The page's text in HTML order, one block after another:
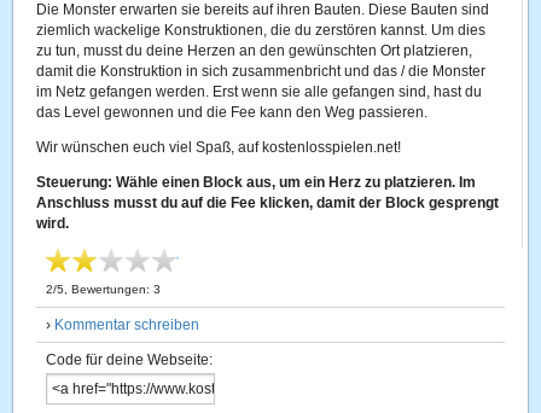
Die Monster erwarten sie bereits auf ihren Bauten. Diese Bauten sind
ziemlich wackelige Konstruktionen, die du zerstören kannst. Um dies
zu tun, musst du deine Herzen an den gewünschten Ort platzieren,
damit die Konstruktion in sich zusammenbricht und das / die Monster
im Netz gefangen werden. Erst wenn sie alle gefangen sind, hast du
das Level gewonnen und die Fee kann den Weg passieren.
Wir wünschen euch viel Spaß, auf kostenlosspielen.net!
Steuerung: Wähle einen Block aus, um ein Herz zu platzieren. Im
Anschluss musst du auf die Fee klicken, damit der Block gesprengt
wird.
2/5 , Bewertungen:3
› Kommentar schreiben
Code für deine Webseite: